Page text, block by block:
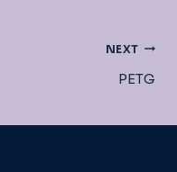
NEXT
PETG